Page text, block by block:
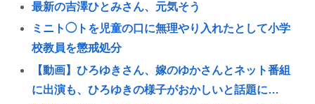
最新の吉澤ひとみさん、元気そう
ミニト◯トを児童の口に無理やり入れたとして小学
校教員を懲戒処分
【動画】ひろゆきさん、嫁のゆかさんとネット番組
に出演も、ひろゆきの様子がおかしいと話題に…